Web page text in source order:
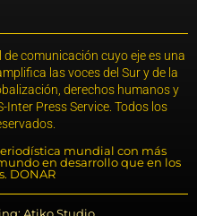
comunicación cuyo eje es una
las voces del Sur y de la
derechos humanos y
Press Service. Todos los
mundial con más
en desarrollo que en los
DONAR